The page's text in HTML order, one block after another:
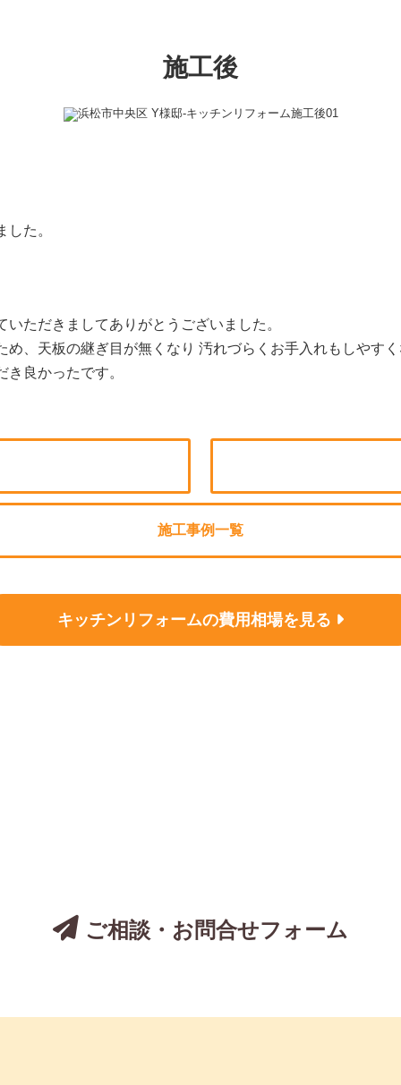
施工後
た。
ただきましてありがとうございました。
、天板の継ぎ目が無くなり 汚れづらくお手入れもしやすく
良かったです。
施工事例一覧
キッチンリフォームの費用相場を見る
ご相談・お問合せフォーム